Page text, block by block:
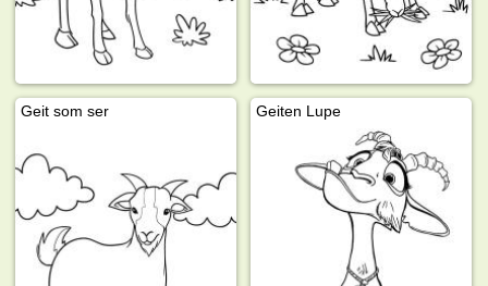
Geit som ser Geiten Lupe